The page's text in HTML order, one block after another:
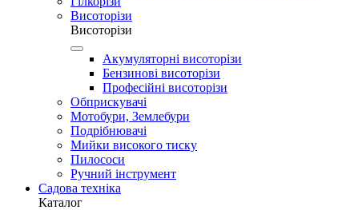
Висоторізи
Висоторізи
Акумуляторні висоторізи
Бензинові висоторізи
Професійні висоторізи
Обприскувачі
Мотобури, Землебури
Подрібнювачі
Мийки високого тиску
Пилососи
Ручний інструмент
Садова техніка
Каталог